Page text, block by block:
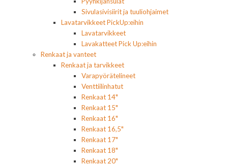
Sivulasivisiirit ja tuuliohjaimet
Lavatarvikkeet PickUp:eihin
Lavatarvikkeet
Lavakatteet Pick Up:eihin
Renkaat ja vanteet
Renkaat ja tarvikkeet
Varapyörätelineet
Venttiilinhatut
Renkaat 14"
Renkaat 15"
Renkaat 16"
Renkaat 16,5"
Renkaat 17"
Renkaat 18"
Renkaat 20"